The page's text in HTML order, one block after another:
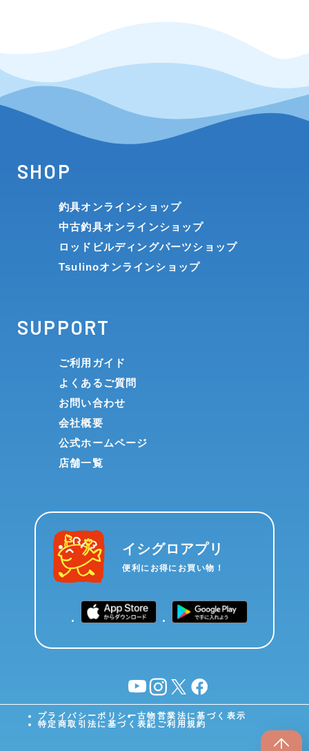
SHOP
釣具オンラインショップ
中古釣具オンラインショップ
ロッドビルディングパーツショップ
Tsulinoオンラインショップ
SUPPORT
ご利用ガイド
よくあるご質問
お問い合わせ
会社概要
公式ホームページ
店舗一覧
イシグロアプリ
便利にお得にお買い物！
YouTubeinstagram
X facebook
プライバシーポリシー古物営業法に基づく表示
特定商取引法に基づく表記 ご利用規約